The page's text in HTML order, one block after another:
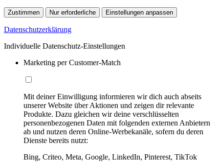
Zustimmen Nur erforderliche Einstellungen anpassen
Datenschutzerklärung
Individuelle Datenschutz-Einstellungen
Marketing per Customer-Match
Mit deiner Einwilligung informieren wir dich auch abseits
unserer Website über Aktionen und zeigen dir relevante
Produkte. Dazu gleichen wir deine verschlüsselten
personenbezogenen Daten mit folgenden externen Anbietern
ab und nutzen deren Online-Werbekanäle, sofern du deren
Dienste bereits nutzt:
Bing, Criteo, Meta, Google, LinkedIn, Pinterest, TikTok